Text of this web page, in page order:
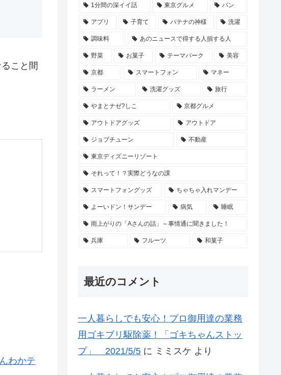
こと間
わかテ
1分間の深イイ話 東京グルメ パン
アプリ 子育て パテナの神様 洗濯
調味料 あのニュースで得する人損する人
野菜 お菓子 テーマパーク 美容
京都 スマートフォン マネー
ラーメン 洗濯グッズ 旅行
やまとナゼ?しこ 京都グルメ
アウトドアグッズ アウトドア
ジョブチューン 不動産
東京ディズニーリゾート
それって！？実際どうなの課
スマートフォングッズ ちゃちゃ入れマンデー
よーいドン！サンデー 病気 睡眠
雨上がりの「Aさんの話」～事情通に聞きました！
兵庫 フルーツ 和菓子
最近のコメント
一人暮らしでも安心！プロ御用達の業務
用ゴキブリ駆除薬！「ゴキちゃんストッ
プ」 2021/5/5 に ミミスケ より